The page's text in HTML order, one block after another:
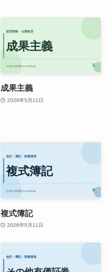
成果主義
2026年5月11日
複式簿記
2026年5月11日